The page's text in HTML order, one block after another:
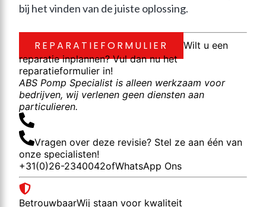
bij het vinden van de juiste oplossing.
REPARATIEFORMULIER
Wilt u een
reparatie inplannen? Vul dan nu het
reparatieformulier in!
ABS Pomp Specialist is alleen werkzaam voor
bedrijven, wij verlenen geen diensten aan
particulieren.
Vragen over deze revisie? Stel ze aan één van
onze specialisten!
+31(0)26-2340042ofWhatsApp Ons
BetrouwbaarWij staan voor kwaliteit